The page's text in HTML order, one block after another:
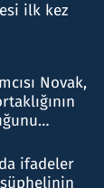
ilk kez
Novak,
ifadeler